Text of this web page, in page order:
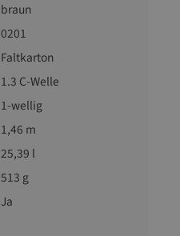
braun
0201
Faltkarton
1.3 C-Welle
1-wellig
1,46 m
25,39 l
513 g
Ja